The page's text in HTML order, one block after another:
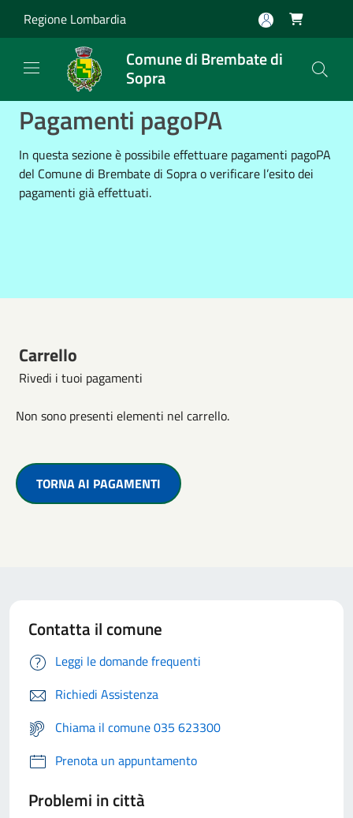
Regione Lombardia 
Comune di Brembate di
Sopra
Pagamenti pagoPA
In questa sezione è possibile effettuare pagamenti pagoPA
del Comune di Brembate di Sopra o verificare l’esito dei
pagamenti già effettuati.
Carrello
Rivedi i tuoi pagamenti
Non sono presenti elementi nel carrello.
TORNA AI PAGAMENTI
Contatta il comune
Leggi le domande frequenti
Richiedi Assistenza
Chiama il comune 035 623300
Prenota un appuntamento
Problemi in città